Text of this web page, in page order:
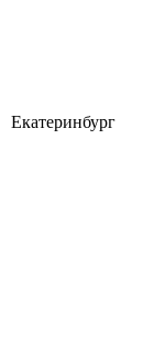
Екатеринбург